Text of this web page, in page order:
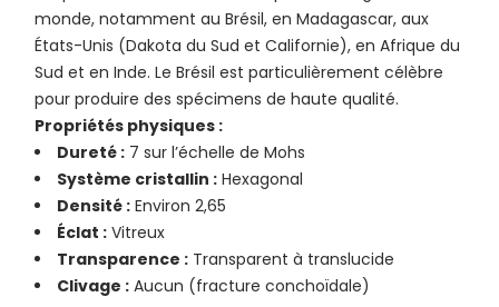
monde, notamment au Brésil, en Madagascar, aux
États-Unis (Dakota du Sud et Californie), en Afrique du
Sud et en Inde. Le Brésil est particulièrement célèbre
pour produire des spécimens de haute qualité.
Propriétés physiques :
Dureté : 7 sur l’échelle de Mohs
Système cristallin : Hexagonal
Densité : Environ 2,65
Éclat : Vitreux
Transparence : Transparent à translucide
Clivage : Aucun (fracture conchoïdale)